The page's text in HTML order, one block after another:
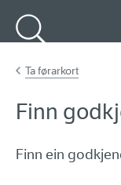
Ta førarkort
Finn
Finn ein